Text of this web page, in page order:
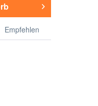
Empfehlen